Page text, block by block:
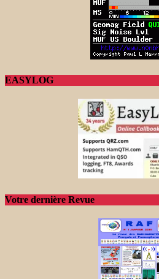
EASYLOG
Votre dernière Revue